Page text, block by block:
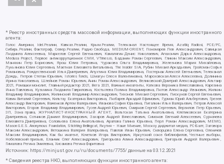
* Реестр иностранных средств массовой информации, выполняющих функции иностранного
агента:
Голос Америки, Idel.Реалии, Кавказ.Реалии, Крым.Реалии, Телеканал Настоящее Время, Azatliq Radiosi, PCE/PC,
Сибирь.Реалии, Фактограф, Север.Реалии, Радио Свобода, MEDIUM-ORIENT, Пономарев Лев Александрович, Савицкая
Людмила Алексеевна, Маркелов Сергей Евгеньевич, Камалягин Денис Николаевич, Апахончич Дарья Александровна,
Medusa Project, Первое антикоррупционное СМИ, VTimes.io, Баданин Роман Сергеевич, Гликин Максим Александрович,
Маняхин Петр Борисович, Ярош Юлия Петровна, Чуракова Ольга Владимировна, Железнова Мария Михайловна,
Лукьянова Юлия Сергеевна, Маетная Елизавета Витальевна, The Insider SIA, Рубин Михаил Аркадьевич, Гройсман Софья
Романовна, Рождественский Илья Дмитриевич, Апухтина Юлия Владимировна, Постернак Алексей Евгеньевич, Телеканал
Дождь, Петров Степан Юрьевич, Istories fonds, Шмагун Олеся Валентиновна, Мароховская Алеся Алексеевна, Долинина
Ирина Николаевна, Шлейнов Роман Юрьевич, Анин Роман Александрович, Великовский Дмитрий Александрович, Альтаир
2021, Ромашки монолит, Главный редактор 2021, Вега 2021, Важные иноагенты, Каткова Вероника Вячеславовна, Карезина
Инна Павловна, Кузьмина Людмила Гавриловна, Костылева Полина Владимировна, Лютов Александр Иванович, Жилкин
Владимир Владимирович, Жилинский Владимир Александрович, Тихонов Михаил Сергеевич, Пискунов Сергей Евгеньевич,
Ковин Виталий Сергеевич, Кильтау Екатерина Викторовна, Любарев Аркадий Ефимович, Гурман Юрий Альбертович, Грезев
Александр Викторович, Важенков Артем Валерьевич, Иванова София Юрьевна, Пигалкин Илья Валерьевич, Петров Алексей
Викторович, Егоров Владимир Владимирович, Гусев Андрей Юрьевич, Смирнов Сергей Сергеевич, Верзилов Петр Юрьевич,
ЗП, Зона права, ЖУРНАЛИСТ-ИНОСТРАННЫЙ АГЕНТ, Вольтская Татьяна Анатольевна, Клепиковская Екатерина
Дмитриевна, Сотников Даниил Владимирович, Захаров Андрей Вячеславович, Симонов Евгений Алексеевич, Сурначева
Елизавета Дмитриевна, Соловьева Елена Анатольевна, Арапова Галина Юрьевна, Перл Роман Александрович, МЕМО,
Mason G.E.S. Anonymous Foundation, Stichting Bellingcat, Якутия – Наше Мнение, Москоу диджитал медиа, РС-Балт, Заговора
Максим Александрович, Ветошкина Валерия Валерьевна, Павлов Иван Юрьевич, Скворцова Елена Сергеевна, Оленичев
Максим Владимирович, Как бы инагент, Кочетков Игорь Викторович, Иркутский союз библиофилов, Честные выборы,
Нобелевский призыв, Еланчик Олег Александрович, Григорьева Алина Александровна, Григорьев Андрей Валерьевич ,
Гималова Регина Эмилевна, Хисамова Регина Фаритовна
Источник: https://minjust.gov.ru/ru/documents/7755/данные на 03.12.2021
* Сведения реестра НКО, выполняющих функции иностранного агента: